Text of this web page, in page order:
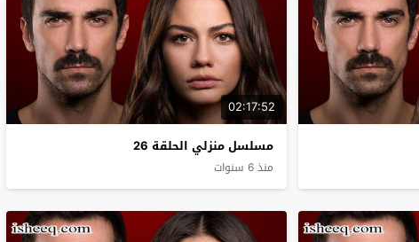
02:17:52
مسلسل منزلي الحلقة 26
منذ 6 سنوات